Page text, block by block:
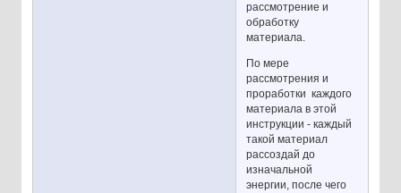
рассмотрение и
обработку
материала.
По мере
рассмотрения и
проработки каждого
материала в этой
инструкции - каждый
такой материал
рассоздай до
изначальной
энергии, после чего